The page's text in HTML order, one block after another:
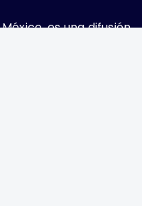
es una difusión